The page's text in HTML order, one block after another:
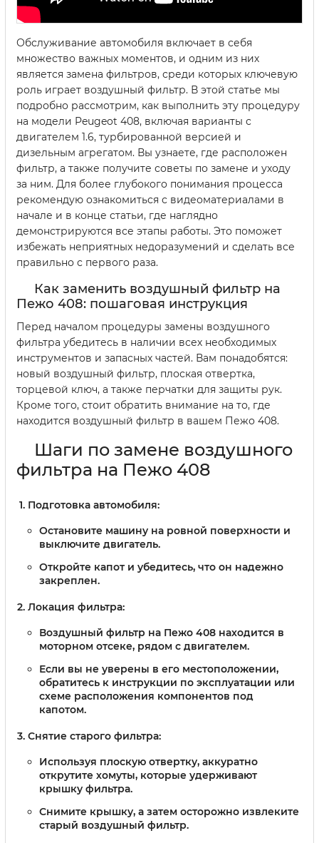
Обслуживание автомобиля включает в себя
множество важных моментов, и одним из них
является замена фильтров, среди которых ключевую
роль играет воздушный фильтр. В этой статье мы
подробно рассмотрим, как выполнить эту процедуру
на модели Peugeot 408, включая варианты с
двигателем 1.6, турбированной версией и
дизельным агрегатом. Вы узнаете, где расположен
фильтр, а также получите советы по замене и уходу
за ним. Для более глубокого понимания процесса
рекомендую ознакомиться с видеоматериалами в
начале и в конце статьи, где наглядно
демонстрируются все этапы работы. Это поможет
избежать неприятных недоразумений и сделать все
правильно с первого раза.
Как заменить воздушный фильтр на
Пежо 408: пошаговая инструкция
Перед началом процедуры замены воздушного
фильтра убедитесь в наличии всех необходимых
инструментов и запасных частей. Вам понадобятся:
новый воздушный фильтр, плоская отвертка,
торцевой ключ, а также перчатки для защиты рук.
Кроме того, стоит обратить внимание на то, где
находится воздушный фильтр в вашем Пежо 408.
Шаги по замене воздушного
фильтра на Пежо 408
Подготовка автомобиля:
Остановите машину на ровной поверхности и
выключите двигатель.
Откройте капот и убедитесь, что он надежно
закреплен.
Локация фильтра:
Воздушный фильтр на Пежо 408 находится в
моторном отсеке, рядом с двигателем.
Если вы не уверены в его местоположении,
обратитесь к инструкции по эксплуатации или
схеме расположения компонентов под
капотом.
Снятие старого фильтра:
Используя плоскую отвертку, аккуратно
открутите хомуты, которые удерживают
крышку фильтра.
Снимите крышку, а затем осторожно извлеките
старый воздушный фильтр.